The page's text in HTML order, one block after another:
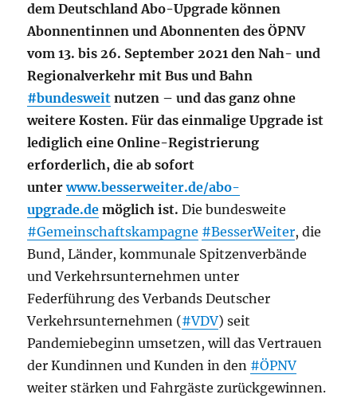
dem Deutschland Abo-Upgrade können
Abonnentinnen und Abonnenten des ÖPNV
vom 13. bis 26. September 2021 den Nah- und
Regionalverkehr mit Bus und Bahn
#bundesweit nutzen – und das ganz ohne
weitere Kosten. Für das einmalige Upgrade ist
lediglich eine Online-Registrierung
erforderlich, die ab sofort
unterwww.besserweiter.de/abo-
upgrade.de möglich ist. Die bundesweite
#Gemeinschaftskampagne #BesserWeiter, die
Bund, Länder, kommunale Spitzenverbände
und Verkehrsunternehmen unter
Federführung des Verbands Deutscher
Verkehrsunternehmen (#VDV) seit
Pandemiebeginn umsetzen, will das Vertrauen
der Kundinnen und Kunden in den #ÖPNV
weiter stärken und Fahrgäste zurückgewinnen.